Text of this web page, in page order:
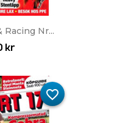
Racing Nr...
kr
favorite_border